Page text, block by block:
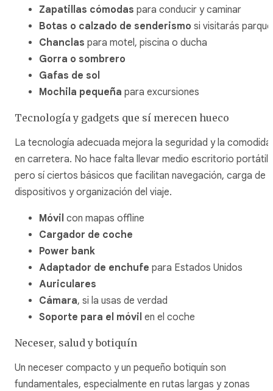
Zapatillas cómodas para conducir y caminar
Botas o calzado de senderismo si visitarás
Chanclas para motel, piscina o ducha
Gorra o sombrero
Gafas de sol
Mochila pequeña para excursiones
Tecnología y gadgets que sí merecen hueco
La tecnología adecuada mejora la seguridad y la
en carretera. No hace falta llevar medio escritorio portátil,
pero sí ciertos básicos que facilitan navegación, carga de
dispositivos y organización del viaje.
Móvil con mapas offline
Cargador de coche
Power bank
Adaptador de enchufe para Estados Unidos
Auriculares
Cámara, si la usas de verdad
Soporte para el móvil en el coche
Neceser, salud y botiquín
Un neceser compacto y un pequeño botiquín son
fundamentales, especialmente en rutas largas y zonas